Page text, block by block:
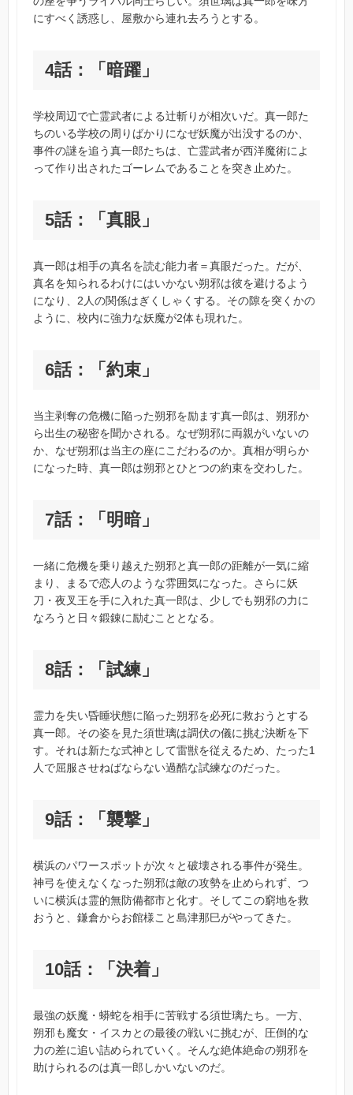
にすべく誘惑し、屋敷から連れ去ろうとする。
4話：「暗躍」
学校周辺で亡霊武者による辻斬りが相次いだ。真一郎た
ちのいる学校の周りばかりになぜ妖魔が出没するのか、
事件の謎を追う真一郎たちは、亡霊武者が西洋魔術によ
って作り出されたゴーレムであることを突き止めた。
5話：「真眼」
真一郎は相手の真名を読む能力者＝真眼だった。だが、
真名を知られるわけにはいかない朔邪は彼を避けるよう
になり、2人の関係はぎくしゃくする。その隙を突くかの
ように、校内に強力な妖魔が2体も現れた。
6話：「約束」
当主剥奪の危機に陥った朔邪を励ます真一郎は、朔邪か
ら出生の秘密を聞かされる。なぜ朔邪に両親がいないの
か、なぜ朔邪は当主の座にこだわるのか。真相が明らか
になった時、真一郎は朔邪とひとつの約束を交わした。
7話：「明暗」
一緒に危機を乗り越えた朔邪と真一郎の距離が一気に縮
まり、まるで恋人のような雰囲気になった。さらに妖
刀・夜叉王を手に入れた真一郎は、少しでも朔邪の力に
なろうと日々鍛錬に励むこととなる。
8話：「試練」
霊力を失い昏睡状態に陥った朔邪を必死に救おうとする
真一郎。その姿を見た須世璃は調伏の儀に挑む決断を下
す。それは新たな式神として雷獣を従えるため、たった1
人で屈服させねばならない過酷な試練なのだった。
9話：「襲撃」
横浜のパワースポットが次々と破壊される事件が発生。
神弓を使えなくなった朔邪は敵の攻勢を止められず、つ
いに横浜は霊的無防備都市と化す。そしてこの窮地を救
おうと、鎌倉からお館様こと島津那巳がやってきた。
10話：「決着」
最強の妖魔・蟒蛇を相手に苦戦する須世璃たち。一方、
朔邪も魔女・イスカとの最後の戦いに挑むが、圧倒的な
力の差に追い詰められていく。そんな絶体絶命の朔邪を
助けられるのは真一郎しかいないのだ。